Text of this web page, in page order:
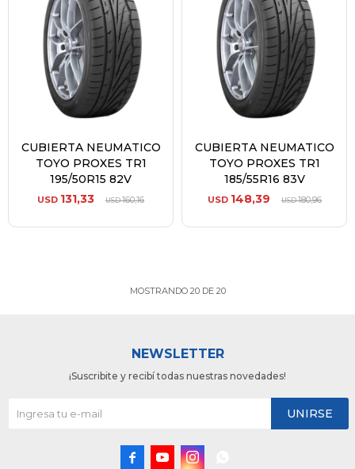
CUBIERTA NEUMATICO
TOYO PROXES TR1
195/50R15 82V
USD 131,33 USD160,16
CUBIERTA NEUMATICO
TOYO PROXES TR1
185/55R16 83V
USD 148,39 USD180,96
MOSTRANDO 20DE 20
NEWSLETTER
¡Suscribite y recibí todas nuestras novedades!
UNIRSE
  